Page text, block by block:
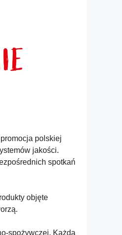
polskiej
jakości.
spotkań
objęte
spożywczej. Każda